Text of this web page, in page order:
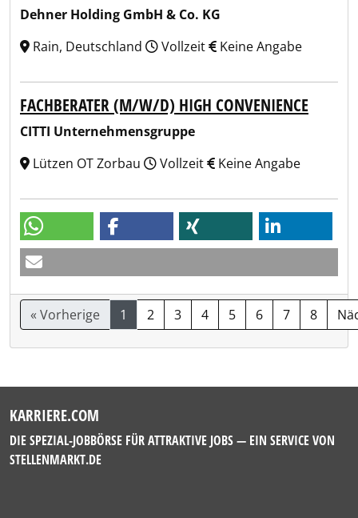
Dehner Holding GmbH & Co. KG
Rain, Deutschland
Vollzeit Keine Angabe
FACHBERATER (M/W/D) HIGH CONVENIENCE
CITTI Unternehmensgruppe
Lützen OT Zorbau
Vollzeit Keine Angabe
« Vorherige 1 2 3 4 5 6 7 8
KARRIERE.COM
DIE SPEZIAL-JOBBÖRSE FÜR ATTRAKTIVE JOBS — EIN SERVICE VON
STELLENMARKT.DE